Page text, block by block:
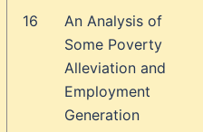
16
An Analysis of
Some Poverty
Alleviation and
Employment
Generation